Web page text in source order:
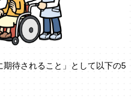
待されること」として以下の5